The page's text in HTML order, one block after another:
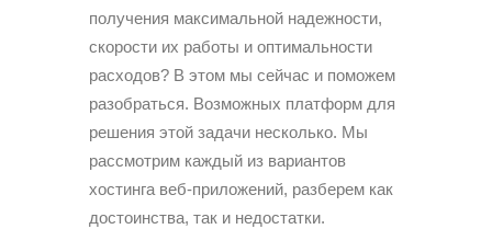
получения максимальной надежности,
скорости их работы и оптимальности
расходов? В этом мы сейчас и поможем
разобраться. Возможных платформ для
решения этой задачи несколько. Мы
рассмотрим каждый из вариантов
хостинга веб-приложений, разберем как
достоинства, так и недостатки.